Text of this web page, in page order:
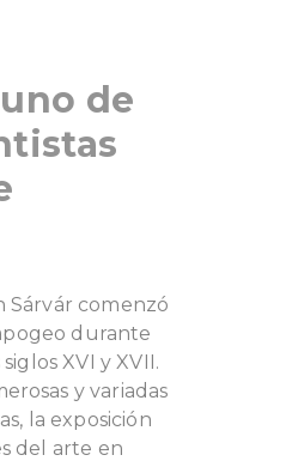
de
Sárvár comenzó
durante
XVI y XVII.
y variadas
la exposición
del arte en